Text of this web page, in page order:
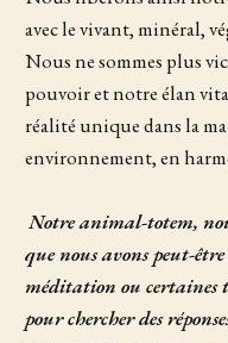
avec le vivant, minéral,
Nous ne sommes plus
pouvoir et notre élan
réalité unique dans la
environnement, en
Notre animal-totem,
que nous avons peut-
méditation ou certaines
pour chercher des